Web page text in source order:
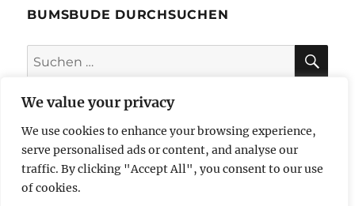
We value your privacy
We use cookies to enhance your browsing experience,
serve personalised ads or content, and analyse our
traffic. By clicking "Accept All", you consent to our use
of cookies.
BUMSBUDE DURCHSUCHEN
Suche
nach:
impressum
datenschutzerklärung